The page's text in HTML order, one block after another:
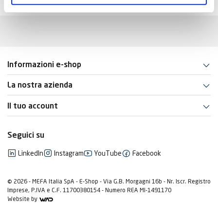
Informazioni e-shop
La nostra azienda
Il tuo account
Seguici su
LinkedIn Instagram YouTube Facebook
© 2026 - MEFA Italia SpA - E-Shop - Via G.B. Morgagni 16b - Nr. Iscr. Registro
Imprese, P.IVA e C.F. 11700380154 - Numero REA MI-1491170
Website by